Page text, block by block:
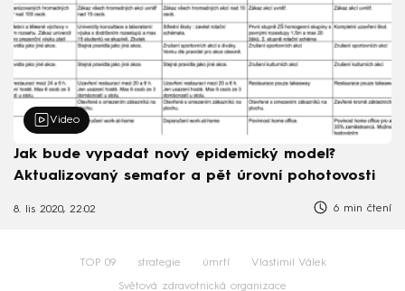
Video
Jak bude vypadat nový epidemický model?
Aktualizovaný semafor a pět úrovní pohotovosti
8. lis 2020, 22:02 6 min čtení
TOP 09 strategie úmrtí Vlastimil Válek
Světová zdravotnická organizace